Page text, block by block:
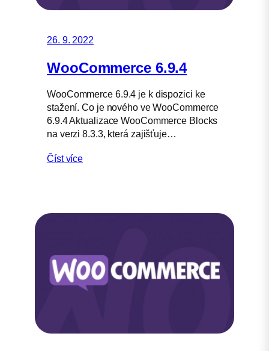
26. 9. 2022
WooCommerce 6.9.4
WooCommerce 6.9.4 je k dispozici ke
stažení. Co je nového ve WooCommerce
6.9.4 Aktualizace WooCommerce Blocks
na verzi 8.3.3, která zajišťuje…
Číst více